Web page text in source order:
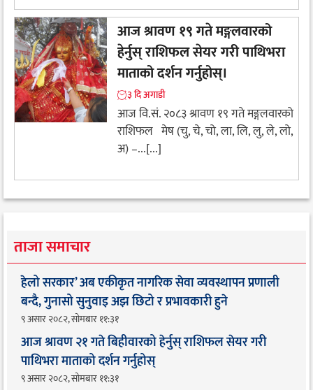
आज श्रावण १९ गते मङ्गलवारको
हेर्नुस् राशिफल सेयर गरी पाथिभरा
माताको दर्शन गर्नुहोस्।
३ दि अगाडी
आज वि.सं. २०८३ श्रावण १९ गते मङ्गलवारको
राशिफल मेष (चु, चे, चो, ला, लि, लु, ले, लो,
अ) –...[...]
ताजा समाचार
हेलो सरकार’ अब एकीकृत नागरिक सेवा व्यवस्थापन प्रणाली
बन्दै, गुनासो सुनुवाइ अझ छिटो र प्रभावकारी हुने
९ असार २०८२, सोमबार ११:३१
आज श्रावण २१ गते बिहीवारको हेर्नुस् राशिफल सेयर गरी
पाथिभरा माताको दर्शन गर्नुहोस्
९ असार २०८२, सोमबार ११:३१